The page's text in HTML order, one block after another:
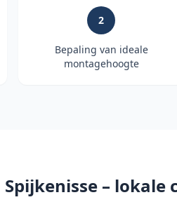
2
Bepaling van ideale
montagehoogte
Spijkenisse – lokale